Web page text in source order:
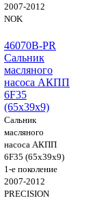
2007-2012
NOK
46070B-PR
Сальник
масляного
насоса АКПП
6F35
(65х39х9)
Сальник
масляного
насоса АКПП
6F35 (65х39х9)
1-е поколение
2007-2012
PRECISION